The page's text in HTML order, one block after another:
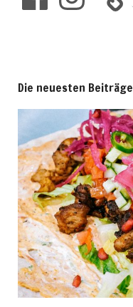
Die neuesten Beiträge